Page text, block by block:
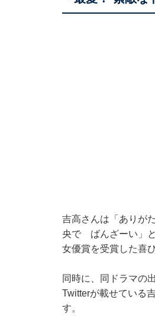
吉高さんは「ありが
央で ばんざーい」
女優賞を受賞した喜
同時に、同ドラマの
Twitterが載せている
す。